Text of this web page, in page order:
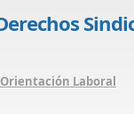
Laboral